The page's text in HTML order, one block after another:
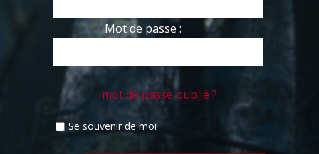
Mot de passe :
mot de passe oublié ?
Se souvenir de moi